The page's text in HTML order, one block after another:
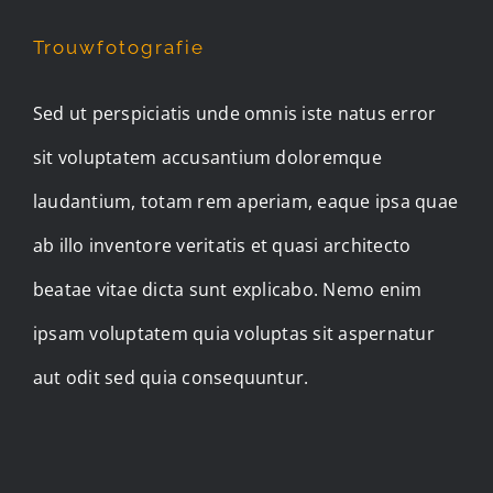
Trouwfotografie
Sed ut perspiciatis unde omnis iste natus error
sit voluptatem accusantium doloremque
laudantium, totam rem aperiam, eaque ipsa quae
ab illo inventore veritatis et quasi architecto
beatae vitae dicta sunt explicabo. Nemo enim
ipsam voluptatem quia voluptas sit aspernatur
aut odit sed quia consequuntur.